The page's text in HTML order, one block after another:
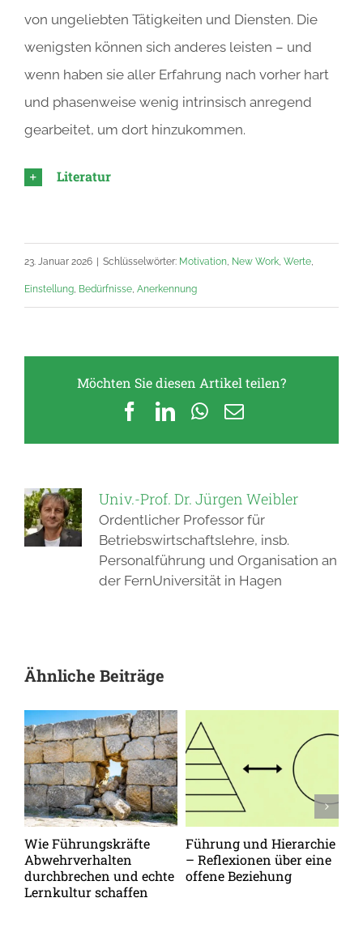
von ungeliebten Tätigkeiten und Diensten. Die
wenigsten können sich anderes leisten – und
wenn haben sie aller Erfahrung nach vorher hart
und phasenweise wenig intrinsisch anregend
gearbeitet, um dort hinzukommen.
Literatur
23. Januar 2026 Schlüsselwörter: Motivation, New Work, Werte,
Einstellung, Bedürfnisse, Anerkennung
Möchten Sie diesen Artikel teilen?
Facebook
LinkedIn
WhatsApp
E-
Univ.-Prof. Dr. Jürgen Weibler
Ordentlicher Professor für
Betriebswirtschaftslehre, insb.
Personalführung und Organisation an
der FernUniversität in Hagen
Ähnliche Beiträge
Wie Führungskräfte
Abwehrverhalten
durchbrechen und echte
Lernkultur schaffen
Führung und Hierarchie
– Reflexionen über eine
offene Beziehung